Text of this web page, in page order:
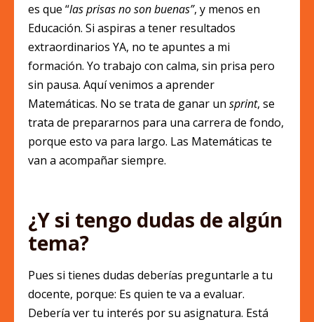
es que “las prisas no son buenas”, y menos en
Educación. Si aspiras a tener resultados
extraordinarios YA, no te apuntes a mi
formación. Yo trabajo con calma, sin prisa pero
sin pausa. Aquí venimos a aprender
Matemáticas. No se trata de ganar un sprint, se
trata de prepararnos para una carrera de fondo,
porque esto va para largo. Las Matemáticas te
van a acompañar siempre.
¿Y si tengo dudas de algún
tema?
Pues si tienes dudas deberías preguntarle a tu
docente, porque: Es quien te va a evaluar.
Debería ver tu interés por su asignatura. Está